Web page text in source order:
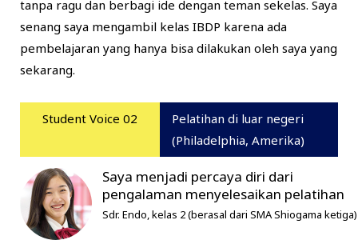
tanpa ragu dan berbagi ide dengan teman sekelas. Saya
senang saya mengambil kelas IBDP karena ada
pembelajaran yang hanya bisa dilakukan oleh saya yang
sekarang.
Student Voice 02
Pelatihan di luar negeri
(Philadelphia, Amerika)
Saya menjadi percaya diri dari
pengalaman menyelesaikan pelatihan
Sdr. Endo, kelas 2 (berasal dari SMA Shiogama ketiga)